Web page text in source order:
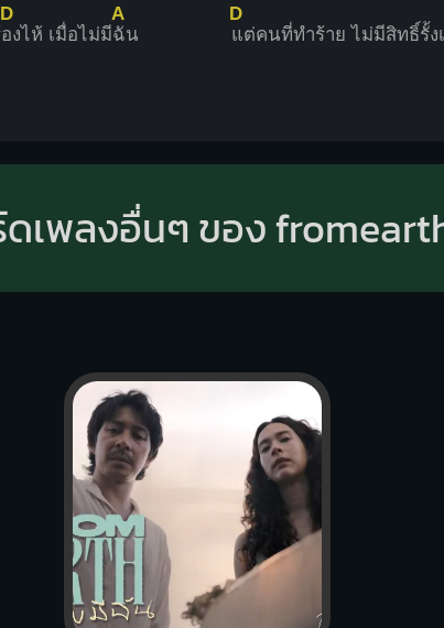
D
องไห้ เมื่อไม่มี
A
ฉัน
D
แต่คนที่ทำร้าย ไม่มีสิทธิ์รั้ง
เพลงอื่นๆ ของ